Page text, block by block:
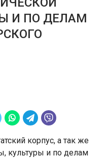
И ПО ДЕЛАМ
корпус, а так же
культуры и по делам